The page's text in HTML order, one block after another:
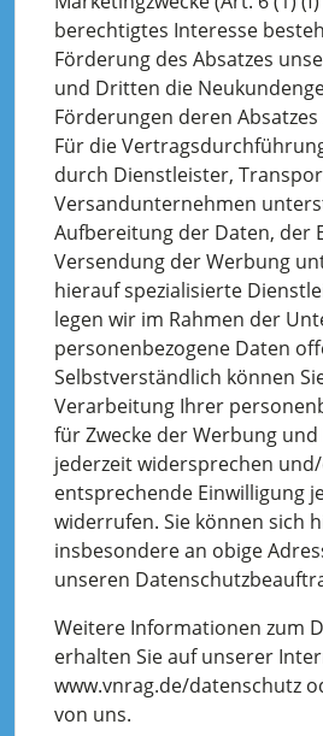
berechtigtes Interesse
Förderung des Absatzes
und Dritten die
Förderungen deren
Für die
durch Dienstleister,
Versandunternehmen
Aufbereitung der Daten, der
Versendung der Werbung
hierauf spezialisierte
legen wir im Rahmen der
personenbezogene Daten
Selbstverständlich können
Verarbeitung Ihrer
für Zwecke der Werbung
jederzeit widersprechen
entsprechende Einwilligung
widerrufen. Sie können sich
insbesondere an obige
unseren
Weitere Informationen zum
erhalten Sie auf unserer
www.vnrag.de/datenschutz
von uns.